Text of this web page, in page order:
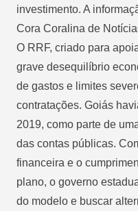
investimento. A
Cora Coralina de
O RRF, criado para
grave desequilíbrio
de gastos e limites
contratações. Goiás
2019, como parte de
das contas públicas.
financeira e o
plano, o governo
do modelo e buscar